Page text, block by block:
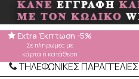
ΤΗΛΕΦΩΝΙΚΕΣ
Extra Έκπτωση -5%
Σε πληρωμές με
κάρτα ή κατάθεση